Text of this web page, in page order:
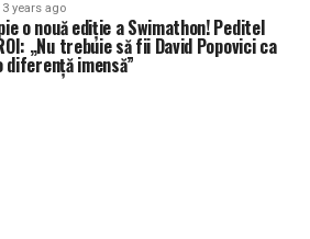
3 years ago
o nouă ediție a Swimathon! Peditel
„Nu trebuie să fii David Popovici ca
diferență imensă”